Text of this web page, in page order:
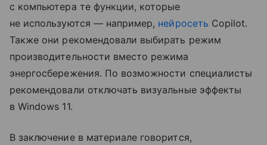
с компьютера те функции, которые
не используются — например, нейросеть Copilot.
Также они рекомендовали выбирать режим
производительности вместо режима
энергосбережения. По возможности специалисты
рекомендовали отключать визуальные эффекты
в Windows 11.
В заключение в материале говорится,